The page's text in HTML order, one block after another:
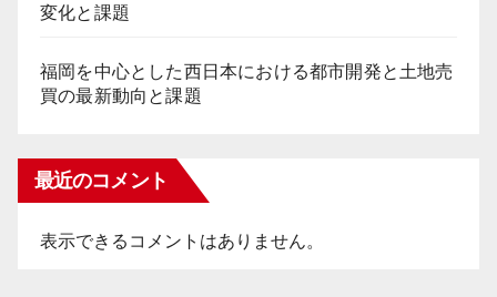
変化と課題
福岡を中心とした西日本における都市開発と土地売
買の最新動向と課題
最近のコメント
表示できるコメントはありません。